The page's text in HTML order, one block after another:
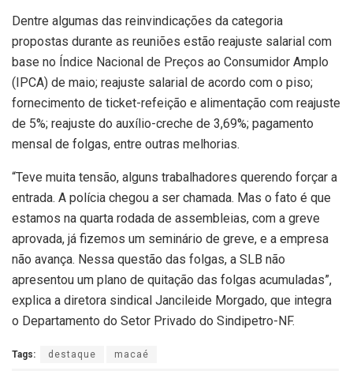
Dentre algumas das reinvindicações da categoria
propostas durante as reuniões estão reajuste salarial com
base no Índice Nacional de Preços ao Consumidor Amplo
(IPCA) de maio; reajuste salarial de acordo com o piso;
fornecimento de ticket-refeição e alimentação com reajuste
de 5%; reajuste do auxílio-creche de 3,69%; pagamento
mensal de folgas, entre outras melhorias.
“Teve muita tensão, alguns trabalhadores querendo forçar a
entrada. A polícia chegou a ser chamada. Mas o fato é que
estamos na quarta rodada de assembleias, com a greve
aprovada, já fizemos um seminário de greve, e a empresa
não avança. Nessa questão das folgas, a SLB não
apresentou um plano de quitação das folgas acumuladas”,
explica a diretora sindical Jancileide Morgado, que integra
o Departamento do Setor Privado do Sindipetro-NF.
Tags: destaque macaé